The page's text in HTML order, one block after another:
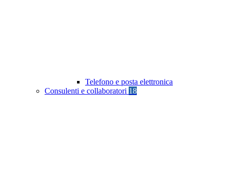
Telefono e posta elettronica
Consulenti e collaboratori 18